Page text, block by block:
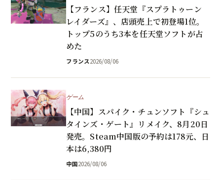
【フランス】任天堂『スプラトゥーン
レイダーズ』、店頭売上で初登場1位。
トップ5のうち3本を任天堂ソフトが占
めた
フランス2026/08/06
ゲーム
【中国】スパイク・チュンソフト『シュ
タインズ・ゲート』リメイク、8月20日
発売。Steam中国版の予約は178元、日
本は6,380円
中国2026/08/06